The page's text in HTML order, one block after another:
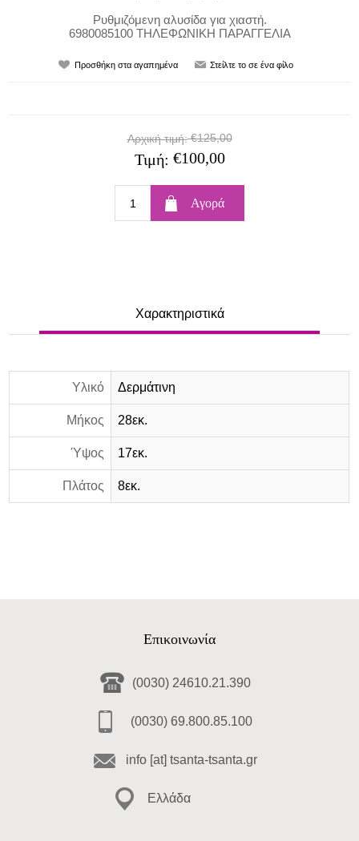
Ρυθμιζόμενη αλυσίδα για χιαστή.
6980085100 ΤΗΛΕΦΩΝΙΚΗ ΠΑΡΑΓΓΕΛΙΑ
Αρχική τιμή: €125,00
Τιμή: €100,00
Χαρακτηριστικά
Υλικό Δερμάτινη
Μήκος 28εκ.
Ύψος 17εκ.
Πλάτος 8εκ.
Επικοινωνία
(0030) 24610.21.390
(0030) 69.800.85.100
info [at] tsanta-tsanta.gr
Ελλάδα